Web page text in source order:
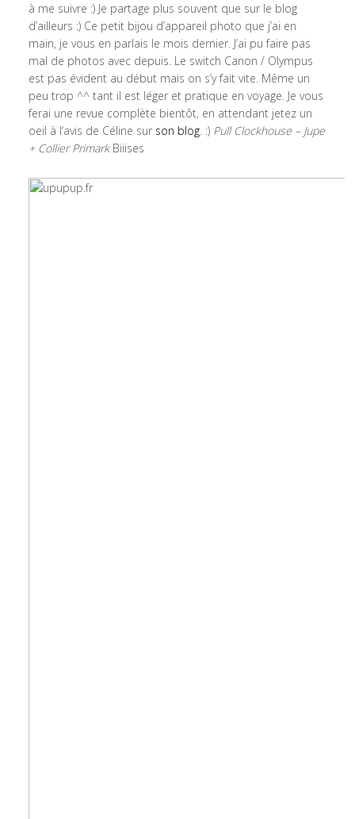
à me suivre :) Je partage plus souvent que sur le blog
d’ailleurs :) Ce petit bijou d’appareil photo que j’ai en
main, je vous en parlais le mois dernier. J’ai pu faire pas
mal de photos avec depuis. Le switch Canon / Olympus
est pas évident au début mais on s’y fait vite. Même un
peu trop ^^ tant il est léger et pratique en voyage. Je vous
ferai une revue complète bientôt, en attendant jetez un
oeil à l’avis de Céline sur son blog. :) Pull Clockhouse – Jupe
+ Collier PrimarkBiiises